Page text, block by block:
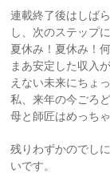
連載終了後はしば
し、次のステップ
夏休み！夏休み！
まあ安定した収入
えない未来にちょ
私、来年の今ごろ
母と師匠はめっち
残りわずかのでし
いです。